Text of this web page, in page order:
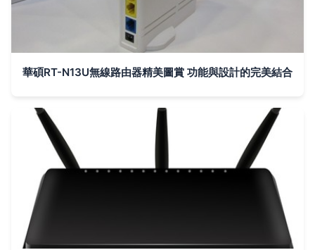
華碩RT-N13U無線路由器精美圖賞 功能與設計的完美結合